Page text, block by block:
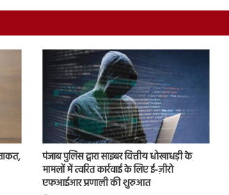
पंजाब पुलिस द्वारा साइबर वित्तीय धोखाधड़ी के
मामलों में त्वरित कार्रवाई के लिए ई-ज़ीरो
एफआईआर प्रणाली की शुरुआत